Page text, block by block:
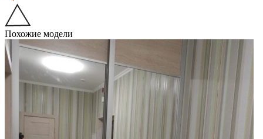
Похожие модели